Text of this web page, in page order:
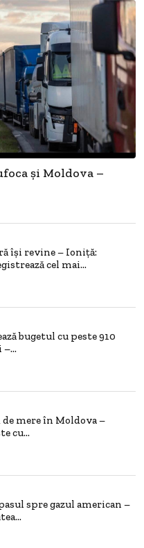
și Moldova –
își revine – Ioniță:
cel mai...
bugetul cu peste 910
de mere în Moldova –
cu...
spre gazul american –